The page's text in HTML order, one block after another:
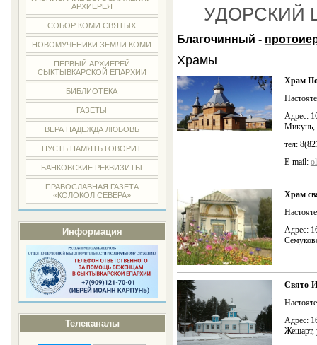
АРХИЕРЕЯ
СОБОР КОМИ СВЯТЫХ
НОВОМУЧЕНИКИ ЗЕМЛИ КОМИ
ПЕРВЫЙ АРХИЕРЕЙ
СЫКТЫВКАРСКОЙ ЕПАРХИИ
БИБЛИОТЕКА
ГАЗЕТЫ
ВЕРА НАДЕЖДА ЛЮБОВЬ
ПУСТЬ ПАМЯТЬ ГОВОРИТ
БАНКОВСКИЕ РЕКВИЗИТЫ
ПРАВОСЛАВНАЯ ГАЗЕТА
«КОЛОКОЛ СЕВЕРА»
Информация
Телеканалы
УДОРСКИЙ
Благочинный -
Храмы
Храм
Адрес:
Микунь,
тел:
E-mail:
Храм
Адрес:
Свято-
Адрес:
Жешарт,